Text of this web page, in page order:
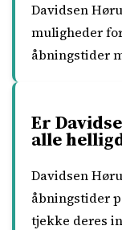
Davidsen
muligheder
åbningstider
Er
alle
Davidsen
åbningstider
tjekke deres